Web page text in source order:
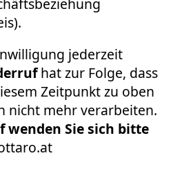
jederzeit
hat zur Folge, dass
Zeitpunkt zu oben
nicht mehr verarbeiten.
wenden Sie sich bitte